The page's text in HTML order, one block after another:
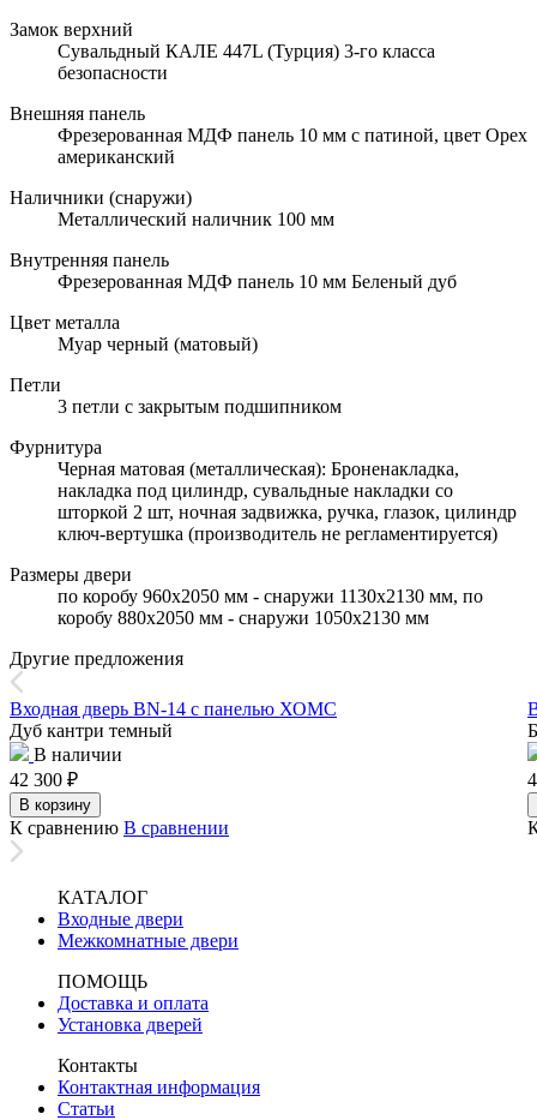
Замок верхний
Сувальдный КАЛЕ 447L (Турция) 3-го класса
безопасности
Внешняя панель
Фрезерованная МДФ панель 10 мм с патиной, цвет Орех
американский
Наличники (снаружи)
Металлический наличник 100 мм
Внутренняя панель
Фрезерованная МДФ панель 10 мм Беленый дуб
Цвет металла
Муар черный (матовый)
Петли
3 петли с закрытым подшипником
Фурнитура
Черная матовая (металлическая): Броненакладка,
накладка под цилиндр, сувальдные накладки со
шторкой 2 шт, ночная задвижка, ручка, глазок, цилиндр
ключ-вертушка (производитель не регламентируется)
Размеры двери
по коробу 960х2050 мм - снаружи 1130х2130 мм, по
коробу 880х2050 мм - снаружи 1050х2130 мм
Другие предложения
Входная дверь BN-14 с панелью ХОМС
Дуб кантри темный
В наличии
42 300 ₽
В корзину
К сравнению В сравнении
КАТАЛОГ
Входные двери
Межкомнатные двери
ПОМОЩЬ
Доставка и оплата
Установка дверей
Контакты
Контактная информация
Статьи